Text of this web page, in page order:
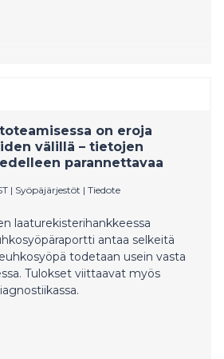
on eroja
välillä – tietojen
parannettavaa
| Syöpäjärjestöt | Tiedote
laaturekisterihankkeessa
antaa selkeitä
todetaan usein vasta
Tulokset viittaavat myös